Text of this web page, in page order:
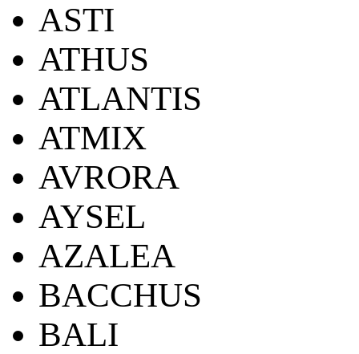
ASTI
ATHUS
ATLANTIS
ATMIX
AVRORA
AYSEL
AZALEA
BACCHUS
BALI